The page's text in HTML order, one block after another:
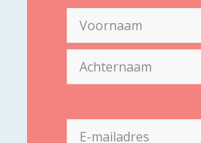
Naam
(Vereist)